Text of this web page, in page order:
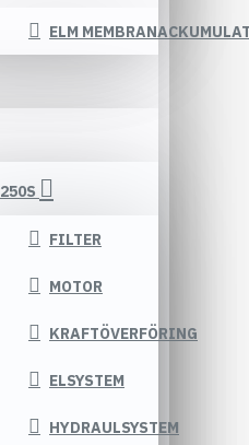
ELM
250S
FILTER
MOTOR
KRAFTÖVERFÖRING
ELSYSTEM
HYDRAULSYSTEM